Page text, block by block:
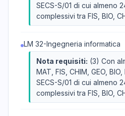
SECS-S/01 di cui almeno
complessivi tra FIS, BIO,
LM 32-Ingegneria informatica
Nota requisiti: (3) Con
MAT, FIS, CHIM, GEO, BIO,
SECS-S/01 di cui almeno
complessivi tra FIS, BIO,